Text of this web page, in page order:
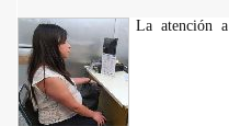
La atención a